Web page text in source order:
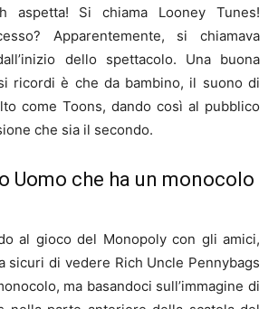
aspetta! Si chiama Looney Tunes!
Apparentemente, si chiamava
dello spettacolo. Una buona
ricordi è che da bambino, il suono di
come Toons, dando così al pubblico
che sia il secondo.
Uomo che ha un monocolo
al gioco del Monopoly con gli amici,
sicuri di vedere Rich Uncle Pennybags
ma basandoci sull’immagine di